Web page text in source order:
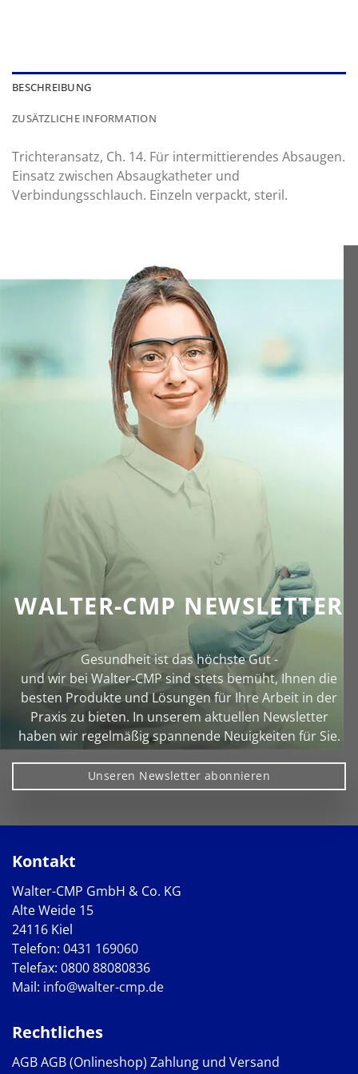
BESCHREIBUNG
ZUSÄTZLICHE INFORMATION
Trichteransatz, Ch. 14. Für intermittierendes Absaugen.
Einsatz zwischen Absaugkatheter und
Verbindungsschlauch. Einzeln verpackt, steril.
WALTER-CMP NEWSLETTER
Gesundheit ist das höchste Gut -
und wir bei Walter‑CMP sind stets bemüht, Ihnen die
besten Produkte und Lösungen für Ihre Arbeit in der
Praxis zu bieten. In unserem aktuellen Newsletter
haben wir regelmäßig spannende Neuigkeiten für Sie.
Unseren Newsletter abonnieren
Kontakt
Walter-CMP GmbH & Co. KG
Alte Weide 15
24116 Kiel
Telefon: 0431 169060
Telefax: 0800 88080836
Mail: info@walter-cmp.de
Rechtliches
AGBAGB (Onlineshop) Zahlung und Versand